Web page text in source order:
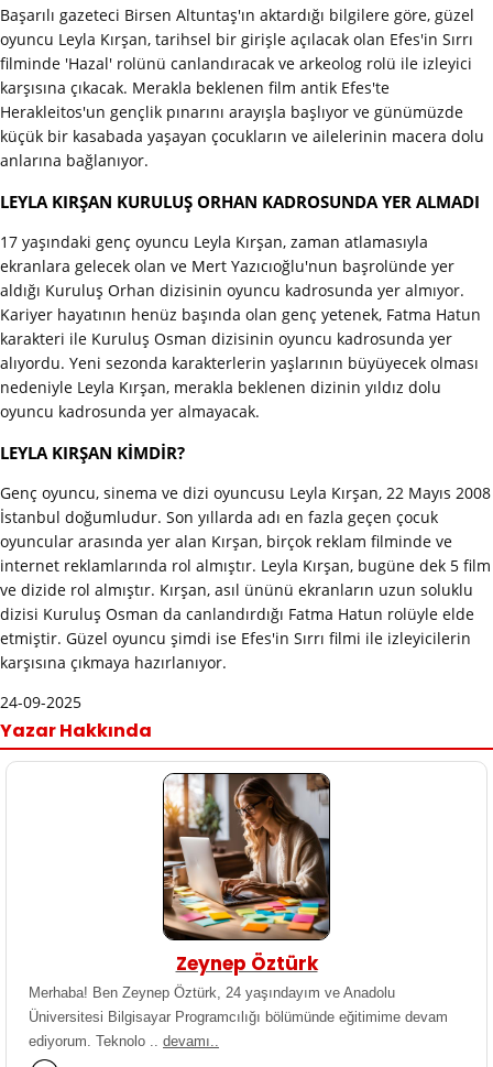
Başarılı gazeteci Birsen Altuntaş'ın aktardığı bilgilere göre, güzel
oyuncu Leyla Kırşan, tarihsel bir girişle açılacak olan Efes'in Sırrı
filminde 'Hazal' rolünü canlandıracak ve arkeolog rolü ile izleyici
karşısına çıkacak. Merakla beklenen film antik Efes'te
Herakleitos'un gençlik pınarını arayışla başlıyor ve günümüzde
küçük bir kasabada yaşayan çocukların ve ailelerinin macera dolu
anlarına bağlanıyor.
LEYLA KIRŞAN KURULUŞ ORHAN KADROSUNDA YER ALMADI
17 yaşındaki genç oyuncu Leyla Kırşan, zaman atlamasıyla
ekranlara gelecek olan ve Mert Yazıcıoğlu'nun başrolünde yer
aldığı Kuruluş Orhan dizisinin oyuncu kadrosunda yer almıyor.
Kariyer hayatının henüz başında olan genç yetenek, Fatma Hatun
karakteri ile Kuruluş Osman dizisinin oyuncu kadrosunda yer
alıyordu. Yeni sezonda karakterlerin yaşlarının büyüyecek olması
nedeniyle Leyla Kırşan, merakla beklenen dizinin yıldız dolu
oyuncu kadrosunda yer almayacak.
LEYLA KIRŞAN KİMDİR?
Genç oyuncu, sinema ve dizi oyuncusu Leyla Kırşan, 22 Mayıs 2008
İstanbul doğumludur. Son yıllarda adı en fazla geçen çocuk
oyuncular arasında yer alan Kırşan, birçok reklam filminde ve
internet reklamlarında rol almıştır. Leyla Kırşan, bugüne dek 5 film
ve dizide rol almıştır. Kırşan, asıl ününü ekranların uzun soluklu
dizisi Kuruluş Osman da canlandırdığı Fatma Hatun rolüyle elde
etmiştir. Güzel oyuncu şimdi ise Efes'in Sırrı filmi ile izleyicilerin
karşısına çıkmaya hazırlanıyor.
24-09-2025
Yazar Hakkında
Zeynep Öztürk
Merhaba! Ben Zeynep Öztürk, 24 yaşındayım ve Anadolu
Üniversitesi Bilgisayar Programcılığı bölümünde eğitimime devam
ediyorum. Teknolo .. devamı..